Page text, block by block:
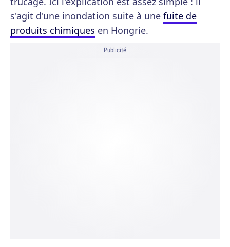
s'agit d'une inondation suite à une fuite de
produits chimiques en Hongrie.
Publicité